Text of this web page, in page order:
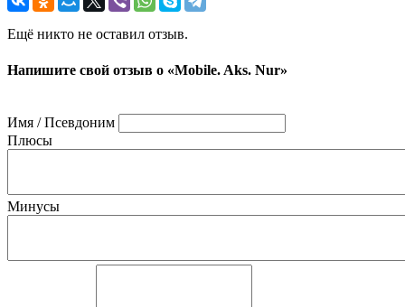
Ещё никто не оставил отзыв.
Напишите свой отзыв о «Mobile. Aks. Nur»
Имя / Псевдоним
Плюсы
Минусы